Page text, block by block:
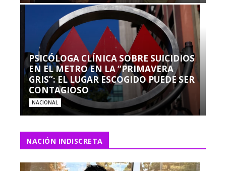
PSICÓLOGA CLÍNICA SOBRE SUICIDIOS
EN EL METRO EN LA “PRIMAVERA
GRIS”: EL LUGAR ESCOGIDO PUEDE SER
CONTAGIOSO
NACIONAL
NACIÓN INDISCRETA